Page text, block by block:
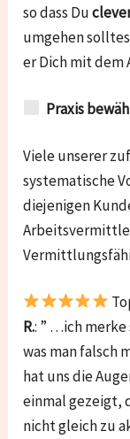
so dass Du
umgehen
er Dich mit dem
Praxis
Viele unserer
systematische
diejenigen
R.: ” …ich merke
was man falsch
hat uns die
einmal gezeigt,
nicht gleich zu